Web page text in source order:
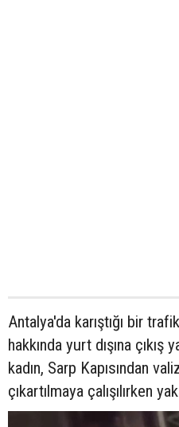
Antalya'da karıştığı bir
hakkında yurt dışına
kadın, Sarp Kapısından
çıkartılmaya çalışılırken